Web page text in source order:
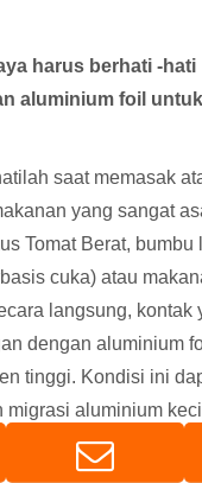
harus berhati -hati
aluminium foil untuk
saat memasak
yang sangat
Tomat Berat, bumbu
cuka) atau
langsung, kontak
dengan aluminium
tinggi. Kondisi ini
migrasi aluminium
foil